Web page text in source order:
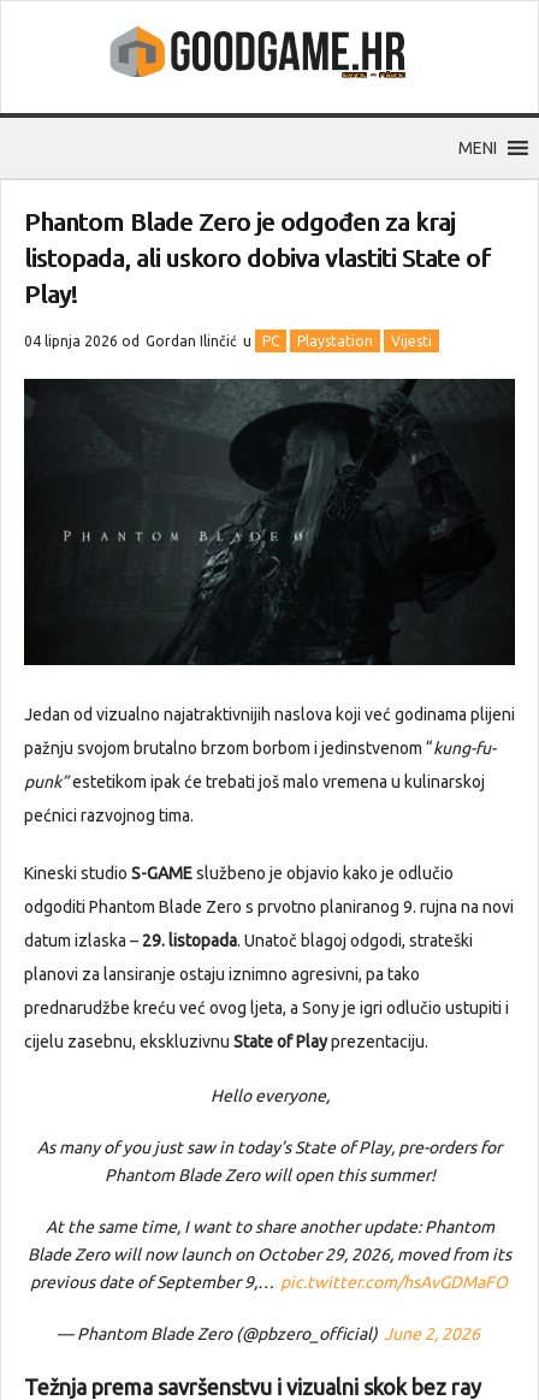
MENI
Phantom Blade Zero je odgođen za kraj
listopada, ali uskoro dobiva vlastiti State of
Play!
04 lipnja 2026 od Gordan Ilinčić u PC Playstation Vijesti
Jedan od vizualno najatraktivnijih naslova koji već godinama plijeni
pažnju svojom brutalno brzom borbom i jedinstvenom “kung-fu-
punk”estetikom ipak će trebati još malo vremena u kulinarskoj
pećnici razvojnog tima.
Kineski studio S-GAMEslužbeno je objavio kako je odlučio
odgoditi Phantom Blade Zero s prvotno planiranog 9. rujna na novi
datum izlaska – 29. listopada. Unatoč blagoj odgodi, strateški
planovi za lansiranje ostaju iznimno agresivni, pa tako
prednarudžbe kreću već ovog ljeta, a Sony je igri odlučio ustupiti i
cijelu zasebnu, ekskluzivnu State of Playprezentaciju.
Hello everyone,
As many of you just saw in today’s State of Play, pre-orders for
Phantom Blade Zero will open this summer!
At the same time, I want to share another update: Phantom
Blade Zero will now launch on October 29, 2026, moved from its
previous date of September 9,… pic.twitter.com/hsAvGDMaFO
— Phantom Blade Zero (@pbzero_official) June 2, 2026
Težnja prema savršenstvu i vizualni skok bez ray